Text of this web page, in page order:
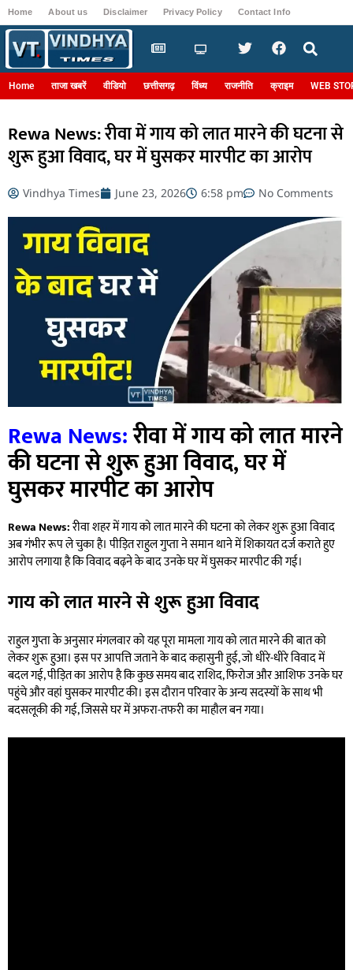
Home About us Disclaimer Privacy Policy Contact Info
Home ताजा खबरें वीडियो छत्तीसगढ़ विंध्य राजनीति क्राइम WEB
Rewa News: रीवा में गाय को लात मारने की घटना से
शुरू हुआ विवाद, घर में घुसकर मारपीट का आरोप
Vindhya Times June 23, 2026 6:58 pm No Comments
Rewa News:रीवा में गाय को लात मारने
की घटना से शुरू हुआ विवाद, घर में
घुसकर मारपीट का आरोप
Rewa News:रीवा शहर में गाय को लात मारने की घटना को लेकर शुरू हुआ विवाद
अब गंभीर रूप ले चुका है। पीड़ित राहुल गुप्ता ने समान थाने में शिकायत दर्ज कराते हुए
आरोप लगाया है कि विवाद बढ़ने के बाद उनके घर में घुसकर मारपीट की गई।
गाय को लात मारने से शुरू हुआ विवाद
राहुल गुप्ता के अनुसार मंगलवार को यह पूरा मामला गाय को लात मारने की बात को
लेकर शुरू हुआ। इस पर आपत्ति जताने के बाद कहासुनी हुई, जो धीरे-धीरे विवाद में
बदल गई, पीड़ित का आरोप है कि कुछ समय बाद राशिद, फिरोज और आशिफ उनके घर
पहुंचे और वहां घुसकर मारपीट की। इस दौरान परिवार के अन्य सदस्यों के साथ भी
बदसलूकी की गई, जिससे घर में अफरा-तफरी का माहौल बन गया।